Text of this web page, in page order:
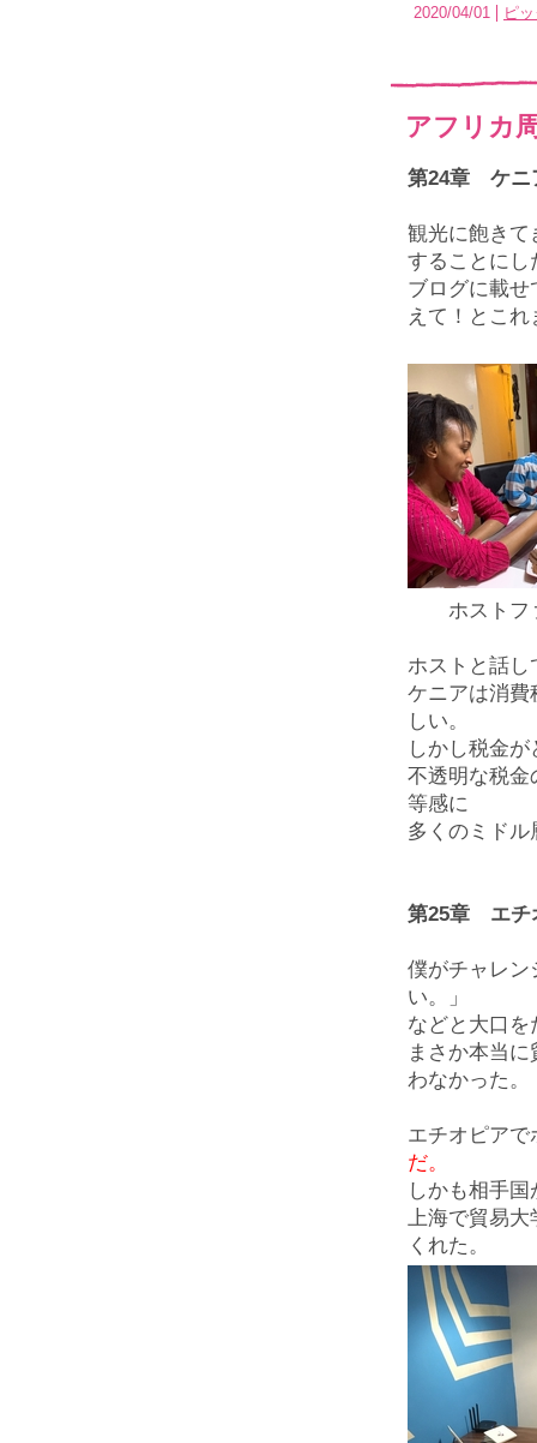
2020/04/01 ピ
アフリカ
第24章 ケニ
観光に飽きて
することにし
ブログに載
えて！とこ
ホストファ
ホストと話し
ケニアは消費
しい。
しかし税金
不透明な税金
等感に
多くのミド
第25章 エチ
僕がチャレン
い。」
などと大口
まさか本当
わなかった。
エチオピア
だ。
しかも相手
上海で貿易大
くれた。